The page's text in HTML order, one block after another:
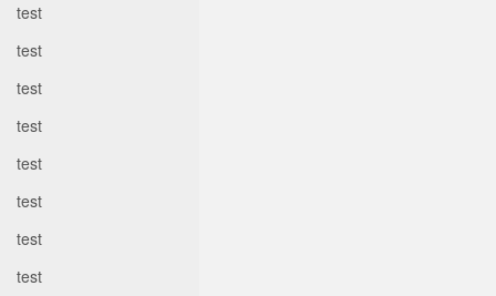
test
test
test
test
test
test
test
test